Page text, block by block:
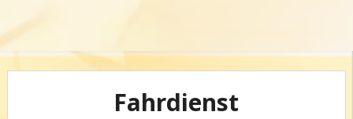
Fahrdienst